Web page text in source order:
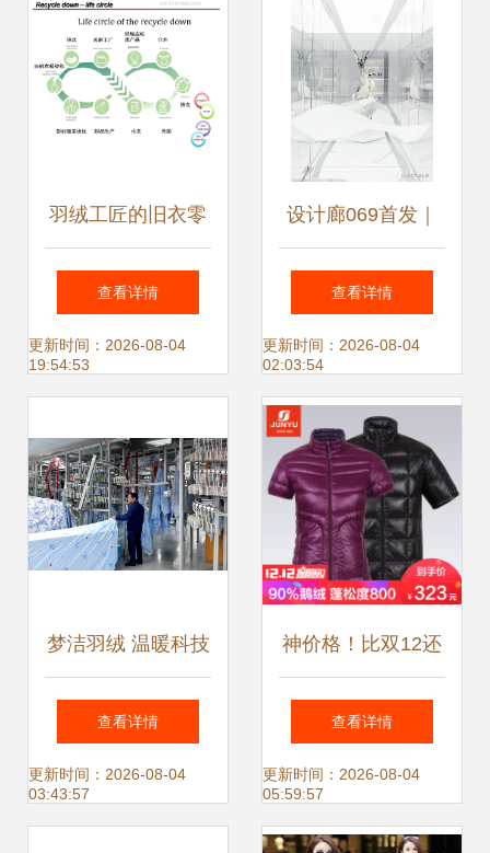
羽绒工匠的旧衣零
抛弃
查看详情
更新时间：2026-08-04
19:54:53
设计廊069首发｜
大犬建筑 工厂与零
售的共生，沉浸式
展览的试验场
查看详情
更新时间：2026-08-04
02:03:54
梦洁羽绒 温暖科技
重塑睡眠体验
查看详情
更新时间：2026-08-04
03:43:57
神价格！比双12还
低！Marmot代工厂
君羽半袖羽绒马
甲，90%鹅绒800
查看详情
更新时间：2026-08-04
05:59:57